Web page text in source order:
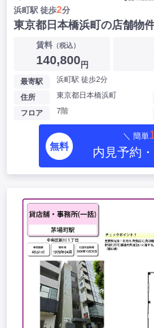
浜町駅 徒歩2分
東京都日本橋浜町の店舗物
賃料（税込）
140,800円
最寄駅 浜町駅 徒歩2分
住所 東京都日本橋浜町
フロア 7階
無料
＼ 簡単1
内見予約